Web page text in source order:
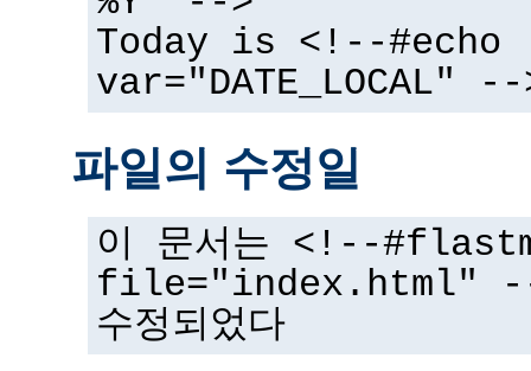
Today is <!--#echo
var="DATE_LOCAL" --
파일의 수정일
이 문서는 <!--
file="index.html" --
수정되었다